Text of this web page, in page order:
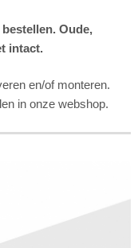
Oude,
intact.
en/of monteren.
in onze webshop.